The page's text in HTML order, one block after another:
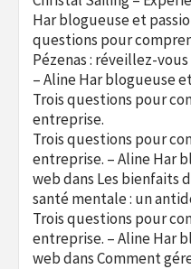
Har blogueuse et
questions pour
Pézenas : réveillez-
– Aline Har blogueuse
Trois questions pour
entreprise.
Trois questions pour
entreprise. – Aline Har
webdans Les bienfaits
santé mentale : un
Trois questions pour
entreprise. – Aline Har
webdansComment